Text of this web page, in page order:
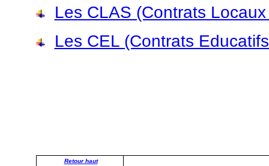
Les CLAS (Contrats
Les CEL (Contrats
Retour haut